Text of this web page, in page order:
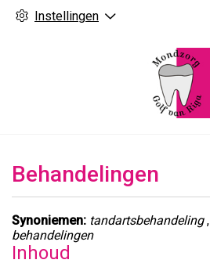
Instellingen
Behandelingen
Synoniemen: tandartsbehandeling,
behandelingen
Inhoud